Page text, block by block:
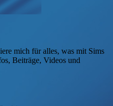
mich für alles, was mit Sims
Beiträge, Videos und